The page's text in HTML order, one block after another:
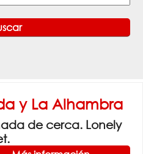
y La Alhambra
de cerca. Lonely